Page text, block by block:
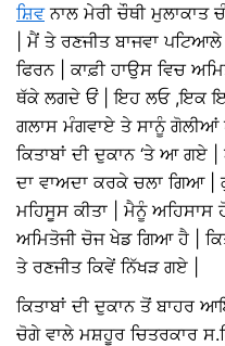
ਸ਼ਿਵਨਾਲ ਮੇਰੀ ਚੌਥੀ ਮੁਲਾਕਾਤ
| ਮੈਂ ਤੇ ਰਣਜੀਤ ਬਾਜਵਾ
ਫਿਰਨ | ਕਾਫ਼ੀ ਹਾਉਸ ਵਿਚ
ਥੱਕੇ ਲਗਦੇ ਓਂ | ਇਹ ਲਓ ,ਇਕ
ਗਲਾਸ ਮੰਗਵਾਏ ਤੇ ਸਾਨੂੰ ਗੋਲੀਆਂ
ਕਿਤਾਬਾਂ ਦੀ ਦੁਕਾਨ ‘ਤੇ ਆ ਗਏ
ਦਾ ਵਾਅਦਾ ਕਰਕੇ ਚਲਾ ਗਿਆ |
ਮਹਿਸੂਸ ਕੀਤਾ | ਮੈਨੂੰ
ਅਮਿਤੋਜੀ ਚੋਜ ਖੇਡ ਗਿਆ ਹੈ |
ਤੇ ਰਣਜੀਤ ਕਿਵੇਂ ਨਿੱਖੜ ਗਏ |
ਕਿਤਾਬਾਂ ਦੀ ਦੁਕਾਨ ਤੋਂ ਬਾਹਰ
ਚੋਗੇ ਵਾਲੇ ਮਸ਼ਹੂਰ ਚਿਤਰਕਾਰ